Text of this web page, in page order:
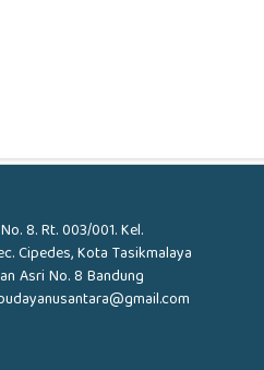
8. Rt. 003/001. Kel.
Cipedes, Kota Tasikmalaya
Asri No. 8 Bandung